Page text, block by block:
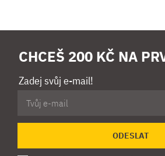
CHCEŠ 200 KČ NA
Zadej svůj e-mail!
ODESLAT